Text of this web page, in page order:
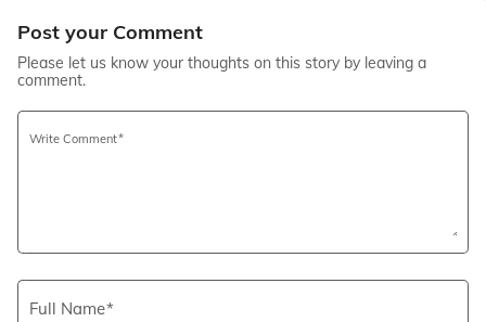
Post your Comment
Please let us know your thoughts on this story by leaving a
comment.
Write Comment
Full Name